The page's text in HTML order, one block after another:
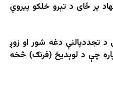
پر ځای د تېرو خلکو پیروي
تجددپالنې دغه شور او زوږ
چې د لوېدیځ (فرنګ) څخه